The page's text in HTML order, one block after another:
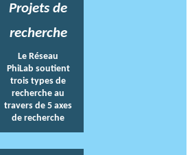
Projets de
recherche
Le Réseau
PhiLab soutient
trois types de
recherche au
travers de 5 axes
de recherche